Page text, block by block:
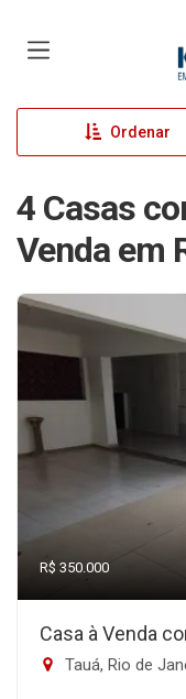
Ordenar
4 Casas
Venda em
R$ 350.000
Casa à Venda
Tauá, Rio de